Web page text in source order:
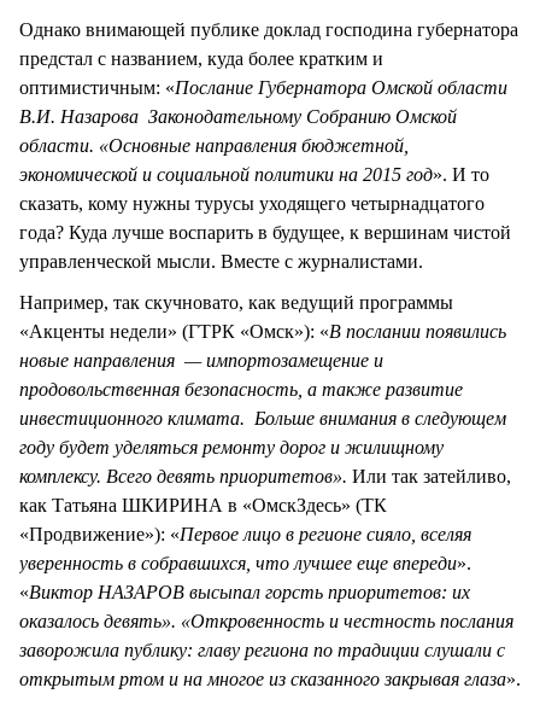
Однако внимающей публике доклад господина губернатора
предстал с названием, куда более кратким и
оптимистичным: «Послание Губернатора Омской области
В.И. Назарова Законодательному Собранию Омской
области. «Основные направления бюджетной,
экономической и социальной политики на 2015 год». И то
сказать, кому нужны турусы уходящего четырнадцатого
года? Куда лучше воспарить в будущее, к вершинам чистой
управленческой мысли. Вместе с журналистами.
Например, так скучновато, как ведущий программы
«Акценты недели» (ГТРК «Омск»): «В послании появились
новые направления — импортозамещение и
продовольственная безопасность, а также развитие
инвестиционного климата. Больше внимания в следующем
году будет уделяться ремонту дорог и жилищному
комплексу. Всего девять приоритетов». Или так затейливо,
как Татьяна ШКИРИНА в «ОмскЗдесь» (ТК
«Продвижение»): «Первое лицо в регионе сияло, вселяя
уверенность в собравшихся, что лучшее еще впереди».
«Виктор НАЗАРОВ высыпал горсть приоритетов: их
оказалось девять». «Откровенность и честность послания
заворожила публику: главу региона по традиции слушали с
открытым ртом и на многое из сказанного закрывая глаза».